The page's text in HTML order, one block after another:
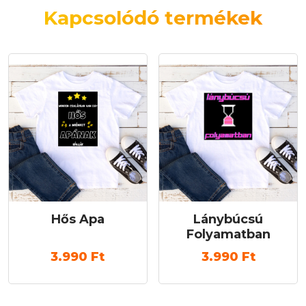
Kapcsolódó termékek
Hős Apa
3.990 Ft
Lánybúcsú
Folyamatban
3.990 Ft